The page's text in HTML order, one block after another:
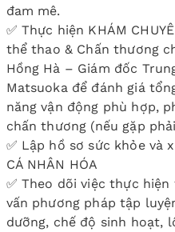
đam mê.
✅ Thực hiện KHÁM
thể thao & Chấn thương
Hồng Hà – Giám đốc
Matsuoka để đánh giá
năng vận động phù hợp,
chấn thương (nếu gặp
✅ Lập hồ sơ sức khỏe và
CÁ NHÂN HÓA
✅ Theo dõi việc thực
vấn phương pháp tập
dưỡng, chế độ sinh hoạt,